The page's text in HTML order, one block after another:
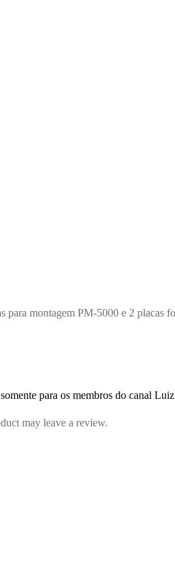
para montagem PM-5000 e 2 placas
para os membros do canal
may leave a review.